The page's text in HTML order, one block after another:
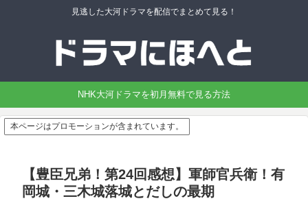
見逃した大河ドラマを配信でまとめて見る！
NHK大河ドラマを初月無料で見る方法
本ページはプロモーションが含まれています。
【豊臣兄弟！第24回感想】軍師官兵衛！有
岡城・三木城落城とだしの最期